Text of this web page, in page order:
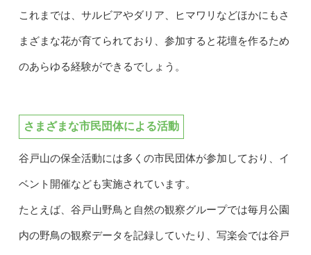
これまでは、サルビアやダリア、ヒマワリなどほかにもさ
まざまな花が育てられており、参加すると花壇を作るため
のあらゆる経験ができるでしょう。
さまざまな市民団体による活動
谷戸山の保全活動には多くの市民団体が参加しており、イ
ベント開催なども実施されています。
たとえば、谷戸山野鳥と自然の観察グループでは毎月公園
内の野鳥の観察データを記録していたり、写楽会では谷戸